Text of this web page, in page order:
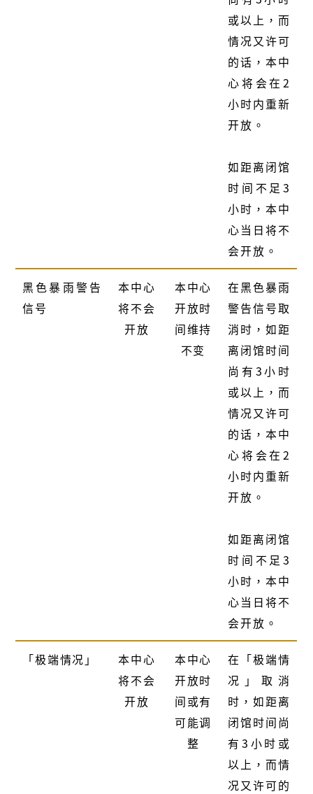
或以上，而
情况又许可
的话，本中
心将会在2
小时内重新
开放。
如距离闭馆
时间不足3
小时，本中
心当日将不
会开放。
黑色暴雨警告
信号
本中心
将不会
开放
本中心
开放时
间维持
不变
在黑色暴雨
警告信号取
消时，如距
离闭馆时间
尚有3小时
或以上，而
情况又许可
的话，本中
心将会在2
小时内重新
开放。
如距离闭馆
时间不足3
小时，本中
心当日将不
会开放。
「极端情况」
本中心
将不会
开放
本中心
开放时
间或有
可能调
整
在「极端情
况」取消
时，如距离
闭馆时间尚
有3小时或
以上，而情
况又许可的